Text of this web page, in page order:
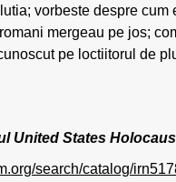
vorbeste despre
mergeau pe jos;
pe loctiitorul de
United States
search/catalog/